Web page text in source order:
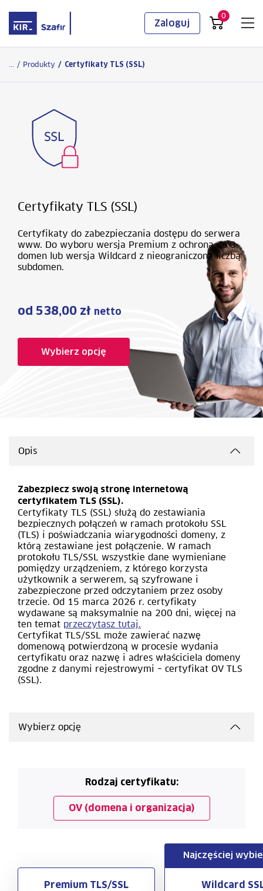
0
Logowanie
Zaloguj
... / Produkty / Certyfikaty TLS (SSL)
Certyfikaty TLS (SSL)
Certyfikaty do zabezpieczania dostępu do serwera
www. Do wyboru wersja Premium z ochroną do 3
domen lub wersja Wildcard z nieograniczoną liczbą
subdomen.
od 538,00 zł netto
Wybierz opcję
Opis
Zabezpiecz swoją stronę internetową
certyfikatem TLS (SSL).
Certyfikaty TLS (SSL) służą do zestawiania
bezpiecznych połączeń w ramach protokołu SSL
(TLS) i poświadczania wiarygodności domeny, z
którą zestawiane jest połączenie. W ramach
protokołu TLS/SSL wszystkie dane wymieniane
pomiędzy urządzeniem, z którego korzysta
użytkownik a serwerem, są szyfrowane i
zabezpieczone przed odczytaniem przez osoby
trzecie. Od 15 marca 2026 r. certyfikaty
wydawane są maksymalnie na 200 dni, więcej na
ten temat przeczytasz tutaj.
Certyfikat TLS/SSL może zawierać nazwę
domenową potwierdzoną w procesie wydania
certyfikatu oraz nazwę i adres właściciela domeny
zgodne z danymi rejestrowymi – certyfikat OV TLS
(SSL).
Wybierz opcję
Rodzaj certyfikatu:
OV (domena i organizacja)
Premium TLS/SSL
Najczęściej
Wildcard